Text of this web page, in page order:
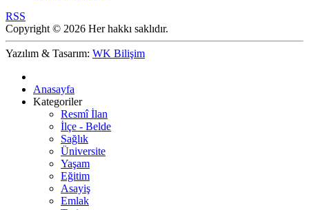
RSS
Copyright © 2026 Her hakkı saklıdır.
Yazılım & Tasarım: WK Bilişim
Anasayfa
Kategoriler
Resmî İlan
İlçe - Belde
Sağlık
Üniversite
Yaşam
Eğitim
Asayiş
Emlak